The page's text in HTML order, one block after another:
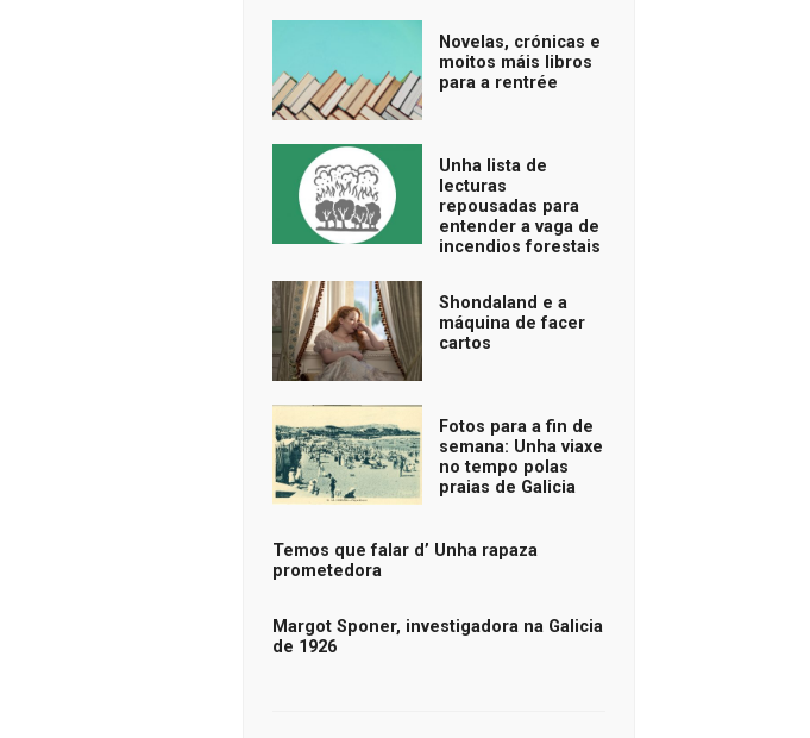
Novelas, crónicas e
moitos máis libros
para a rentrée
Unha lista de
lecturas
repousadas para
entender a vaga de
incendios forestais
Shondaland e a
máquina de facer
cartos
Fotos para a fin de
semana: Unha viaxe
no tempo polas
praias de Galicia
Temos que falar d’ Unha rapaza
prometedora
Margot Sponer, investigadora na Galicia
de 1926